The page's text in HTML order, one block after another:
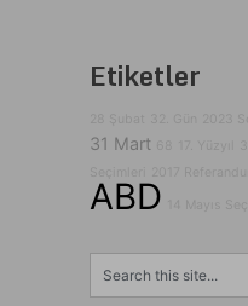
Etiketler
31 Mart
ABD